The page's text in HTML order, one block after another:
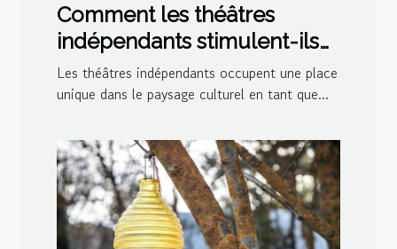
Comment les théâtres
indépendants stimulent-ils
la créativité culturelle ?
Les théâtres indépendants occupent une place
unique dans le paysage culturel en tant que...